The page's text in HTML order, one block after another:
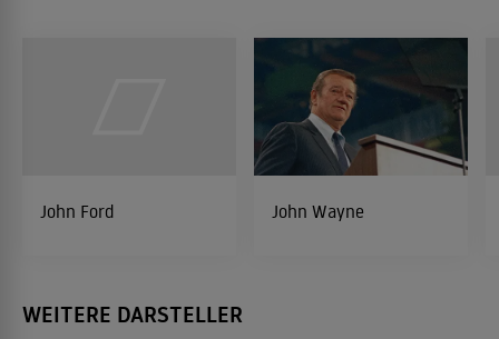
John Ford John Wayne
WEITERE DARSTELLER